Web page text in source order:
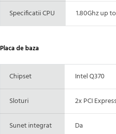
Specificatii CPU 1.80Ghz up
Placa de baza
Chipset Intel Q370
Sloturi 2x PCI
Sunet integrat Da